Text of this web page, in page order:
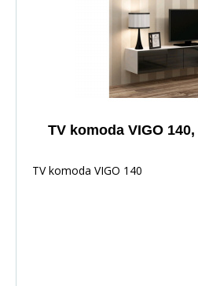
TV komoda VIGO
TV komoda VIGO 140